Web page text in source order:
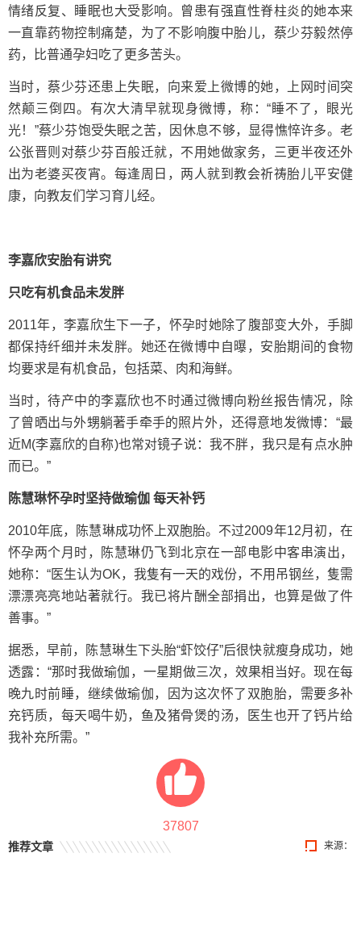
情绪反复、睡眠也大受影响。曾患有强直性脊柱炎的她本来
一直靠药物控制痛楚，为了不影响腹中胎儿，蔡少芬毅然停
药，比普通孕妇吃了更多苦头。
当时，蔡少芬还患上失眠，向来爱上微博的她，上网时间突
然颠三倒四。有次大清早就现身微博，称：“睡不了，眼光
光！”蔡少芬饱受失眠之苦，因休息不够，显得憔悴许多。老
公张晋则对蔡少芬百般迁就，不用她做家务，三更半夜还外
出为老婆买夜宵。每逢周日，两人就到教会祈祷胎儿平安健
康，向教友们学习育儿经。
李嘉欣安胎有讲究
只吃有机食品未发胖
2011年，李嘉欣生下一子，怀孕时她除了腹部变大外，手脚
都保持纤细并未发胖。她还在微博中自曝，安胎期间的食物
均要求是有机食品，包括菜、肉和海鲜。
当时，待产中的李嘉欣也不时通过微博向粉丝报告情况，除
了曾晒出与外甥躺著手牵手的照片外，还得意地发微博：“最
近M(李嘉欣的自称)也常对镜子说：我不胖，我只是有点水肿
而已。”
陈慧琳怀孕时坚持做瑜伽 每天补钙
2010年底，陈慧琳成功怀上双胞胎。不过2009年12月初，在
怀孕两个月时，陈慧琳仍飞到北京在一部电影中客串演出，
她称：“医生认为OK，我隻有一天的戏份，不用吊钢丝，隻需
漂漂亮亮地站著就行。我已将片酬全部捐出，也算是做了件
善事。”
据悉，早前，陈慧琳生下头胎“虾饺仔”后很快就瘦身成功，她
透露：“那时我做瑜伽，一星期做三次，效果相当好。现在每
晚九时前睡，继续做瑜伽，因为这次怀了双胞胎，需要多补
充钙质，每天喝牛奶，鱼及猪骨煲的汤，医生也开了钙片给
我补充所需。”
37807
来源：
推荐文章